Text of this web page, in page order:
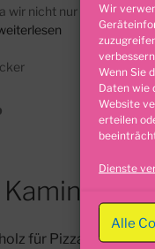
Wir
Wenn Sie
Daten wie
Website
erteilen
Dienste
Alle
wir nicht nur in
Kaminholz
für Pizzarias in